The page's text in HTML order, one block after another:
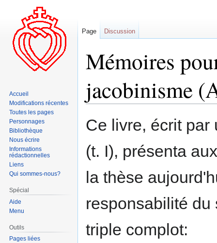
Mémoires
jacobinisme
à
navigation
à
recherche
Ce livre, écrit par
(t. I), présenta
la thèse
responsabilité
triple complot:
Page Discussion
Accueil
Modifications récentes
Toutes les pages
Personnages
Bibliothèque
Nous écrire
Informations
rédactionnelles
Liens
Qui sommes-nous?
Spécial
Aide
Menu
Outils
Pages liées